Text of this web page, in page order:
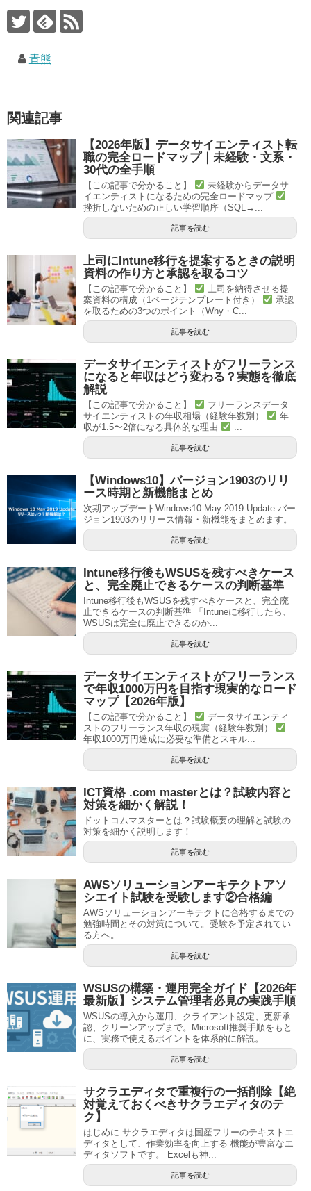
青熊
関連記事
【2026年版】データサイエンティスト転
職の完全ロードマップ｜未経験・文系・
30代の全手順
【この記事で分かること】
未経験からデータサ
イエンティストになるための完全ロードマップ
挫折しないための正しい学習順序（SQL→...
記事を読む
上司にIntune移行を提案するときの説明
資料の作り方と承認を取るコツ
【この記事で分かること】
上司を納得させる提
案資料の構成（1ページテンプレート付き）
承認
を取るための3つのポイント（Why・C...
記事を読む
データサイエンティストがフリーランス
になると年収はどう変わる？実態を徹底
解説
【この記事で分かること】
フリーランスデータ
サイエンティストの年収相場（経験年数別）
年
収が1.5〜2倍になる具体的な理由
記事を読む
【Windows10】バージョン1903のリリ
ース時期と新機能まとめ
次期アップデートWindows10 May 2019 Update バー
ジョン1903のリリース情報・新機能をまとめます。
記事を読む
Intune移行後もWSUSを残すべきケース
と、完全廃止できるケースの判断基準
Intune移行後もWSUSを残すべきケースと、完全廃
止できるケースの判断基準 「Intuneに移行したら、
WSUSは完全に廃止できるのか...
記事を読む
データサイエンティストがフリーランス
で年収1000万円を目指す現実的なロード
マップ【2026年版】
【この記事で分かること】
データサイエンティ
ストのフリーランス年収の現実（経験年数別）
年収1000万円達成に必要な準備とスキル...
記事を読む
ICT資格 .com masterとは？試験内容と
対策を細かく解説！
ドットコムマスターとは？試験概要の理解と試験の
対策を細かく説明します！
記事を読む
AWSソリューションアーキテクトアソ
シエイト試験を受験します②合格編
AWSソリューションアーキテクトに合格するまでの
勉強時間とその対策について。受験を予定されてい
る方へ。
記事を読む
WSUSの構築・運用完全ガイド【2026年
最新版】システム管理者必見の実践手順
WSUSの導入から運用、クライアント設定、更新承
認、クリーンアップまで。Microsoft推奨手順をもと
に、実務で使えるポイントを体系的に解説。
記事を読む
サクラエディタで重複行の一括削除【絶
対覚えておくべきサクラエディタのテ
ク】
はじめに サクラエディタは国産フリーのテキストエ
ディタとして、作業効率を向上する 機能が豊富なエ
ディタソフトです。 Excelも神...
記事を読む